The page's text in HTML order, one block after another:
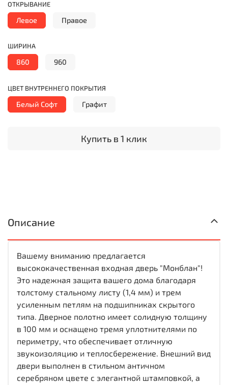
Купить в 1 клик
ОТКРЫВАНИЕ
Левое Правое
ШИРИНА
860 960
ЦВЕТ ВНУТРЕННЕГО ПОКРЫТИЯ
Белый Софт Графит
Описание
Вашему вниманию предлагается
высококачественная входная дверь "Монблан"!
Это надежная защита вашего дома благодаря
толстому стальному листу (1,4 мм) и трем
усиленным петлям на подшипниках скрытого
типа. Дверное полотно имеет солидную толщину
в 100 мм и оснащено тремя уплотнителями по
периметру, что обеспечивает отличную
звукоизоляцию и теплосбережение. Внешний вид
двери выполнен в стильном античном
серебряном цвете с элегантной штамповкой, а